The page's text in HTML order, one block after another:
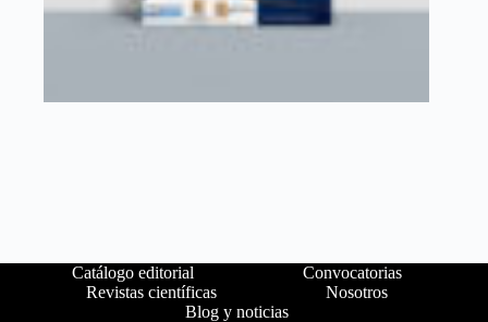
Catálogo editorial
Convocatorias
Revistas científicas
Nosotros
Blog y noticias